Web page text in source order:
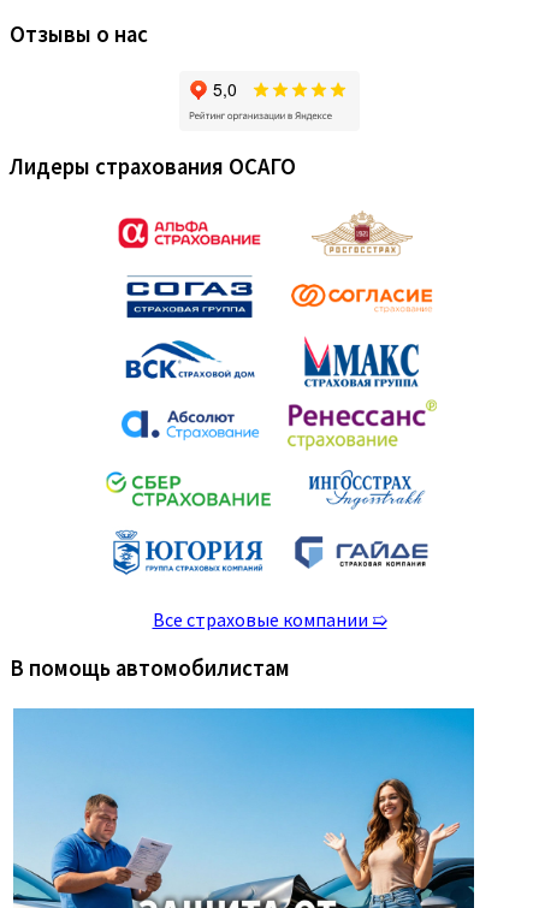
Отзывы о нас
Лидеры страхования ОСАГО
Все страховые компании ➯
В помощь автомобилистам